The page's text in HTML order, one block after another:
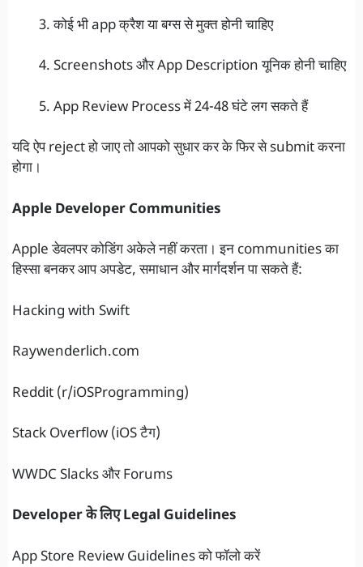
कोई भी app क्रैश या बग्स से मुक्त होनी चाहिए
Screenshots और App Description यूनिक होनी चाहिए
App Review Process में 24-48 घंटे लग सकते हैं
यदि ऐप reject हो जाए तो आपको सुधार कर के फिर से submit करना
होगा।
Apple Developer Communities
Apple डेवलपर कोडिंग अकेले नहीं करता। इन communities का
हिस्सा बनकर आप अपडेट, समाधान और मार्गदर्शन पा सकते हैं:
Hacking with Swift
Raywenderlich.com
Reddit (r/iOSProgramming)
Stack Overflow (iOS टैग)
WWDC Slacks और Forums
Developer के लिए Legal Guidelines
App Store Review Guidelines को फॉलो करें